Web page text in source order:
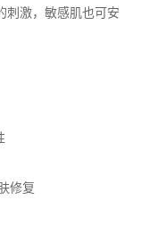
刺激，敏感肌也可安
修复